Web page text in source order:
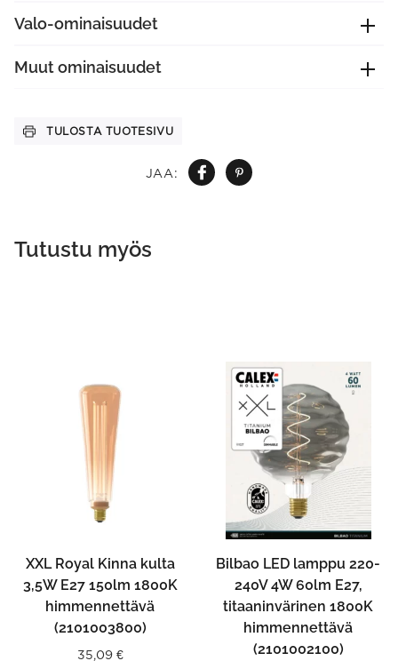
JAA:
Valo-ominaisuudet
Muut ominaisuudet
TULOSTA TUOTESIVU
Tutustu myös
XXL Royal Kinna kulta
3,5W E27 150lm 1800K
himmennettävä
(2101003800)
35,09 €
Bilbao LED lamppu 220-
240V 4W 60lm E27,
titaaninvärinen 1800K
himmennettävä
(2101002100)